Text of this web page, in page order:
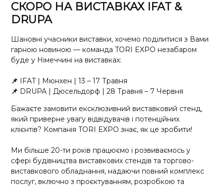
СКОРО НА ВИСТАВКАХ IFAT &
DRUPA
Шановні учасники виставки, хочемо поділитися з Вами
гарною новиною — команда TORI EXPO незабаром
буде у Німеччині на виставках:
📌 IFAT | Мюнхен | 13 – 17 Травня
📌 DRUPA | Дюсельдорф | 28 Травня – 7 Червня
Бажаєте замовити ексклюзивний виставковий стенд,
який приверне увагу відвідувачів і потенційних
клієнтів? Компанія TORI EXPO знає, як це зробити!
Ми більше 20-ти років працюємо і розвиваємось у
сфері будівництва виставкових стендів та торгово-
виставкового обладнання, надаючи повний комплекс
послуг, включно з проєктуванням, розробкою та